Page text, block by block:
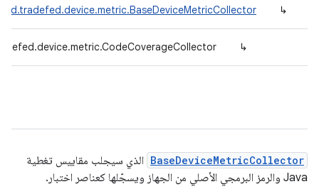
↳
↳
BaseDeviceMetricCollector الذي سيجلب مقاييس تغطية
Java والرمز البرمجي الأصلي من الجهاز ويسجّلها كعناصر اختبار.